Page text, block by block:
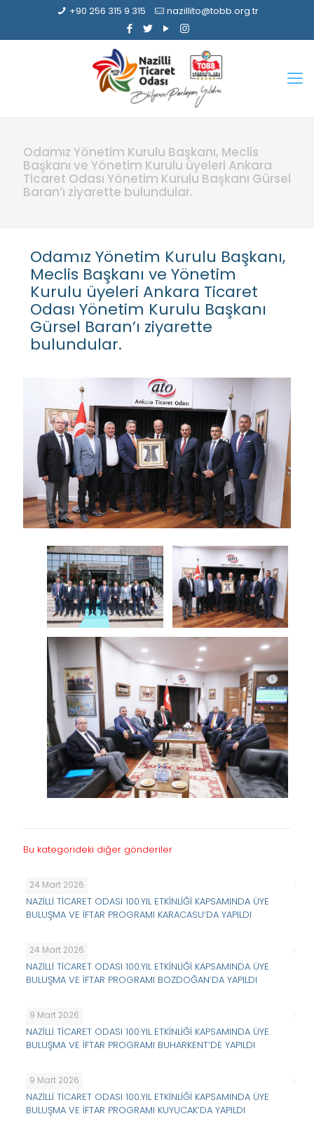
+90 256 315 9 315 nazillito@tobb.org.tr
Odamız Yönetim Kurulu Başkanı, Meclis
Başkanı ve Yönetim Kurulu üyeleri Ankara
Ticaret Odası Yönetim Kurulu Başkanı Gürsel
Baran’ı ziyarette bulundular.
Odamız Yönetim Kurulu Başkanı,
Meclis Başkanı ve Yönetim
Kurulu üyeleri Ankara Ticaret
Odası Yönetim Kurulu Başkanı
Gürsel Baran’ı ziyarette
bulundular.
Bu kategorideki diğer gönderiler
24 Mart 2026
NAZİLLİ TİCARET ODASI 100.YIL ETKİNLİĞİ KAPSAMINDA ÜYE
BULUŞMA VE İFTAR PROGRAMI KARACASU’DA YAPILDI
24 Mart 2026
NAZİLLİ TİCARET ODASI 100.YIL ETKİNLİĞİ KAPSAMINDA ÜYE
BULUŞMA VE İFTAR PROGRAMI BOZDOĞAN’DA YAPILDI
9 Mart 2026
NAZİLLİ TİCARET ODASI 100.YIL ETKİNLİĞİ KAPSAMINDA ÜYE
BULUŞMA VE İFTAR PROGRAMI BUHARKENT’DE YAPILDI
9 Mart 2026
NAZİLLİ TİCARET ODASI 100.YIL ETKİNLİĞİ KAPSAMINDA ÜYE
BULUŞMA VE İFTAR PROGRAMI KUYUCAK’DA YAPILDI